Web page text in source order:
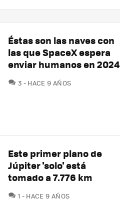
Éstas son las naves con
las que SpaceX espera
enviar humanos en 2024
3 COMENTARIOS
HACE 9 AÑOS
Este primer plano de
Júpiter 'solo' está
tomado a 7.776 km
1 COMENTARIOS
HACE 9 AÑOS